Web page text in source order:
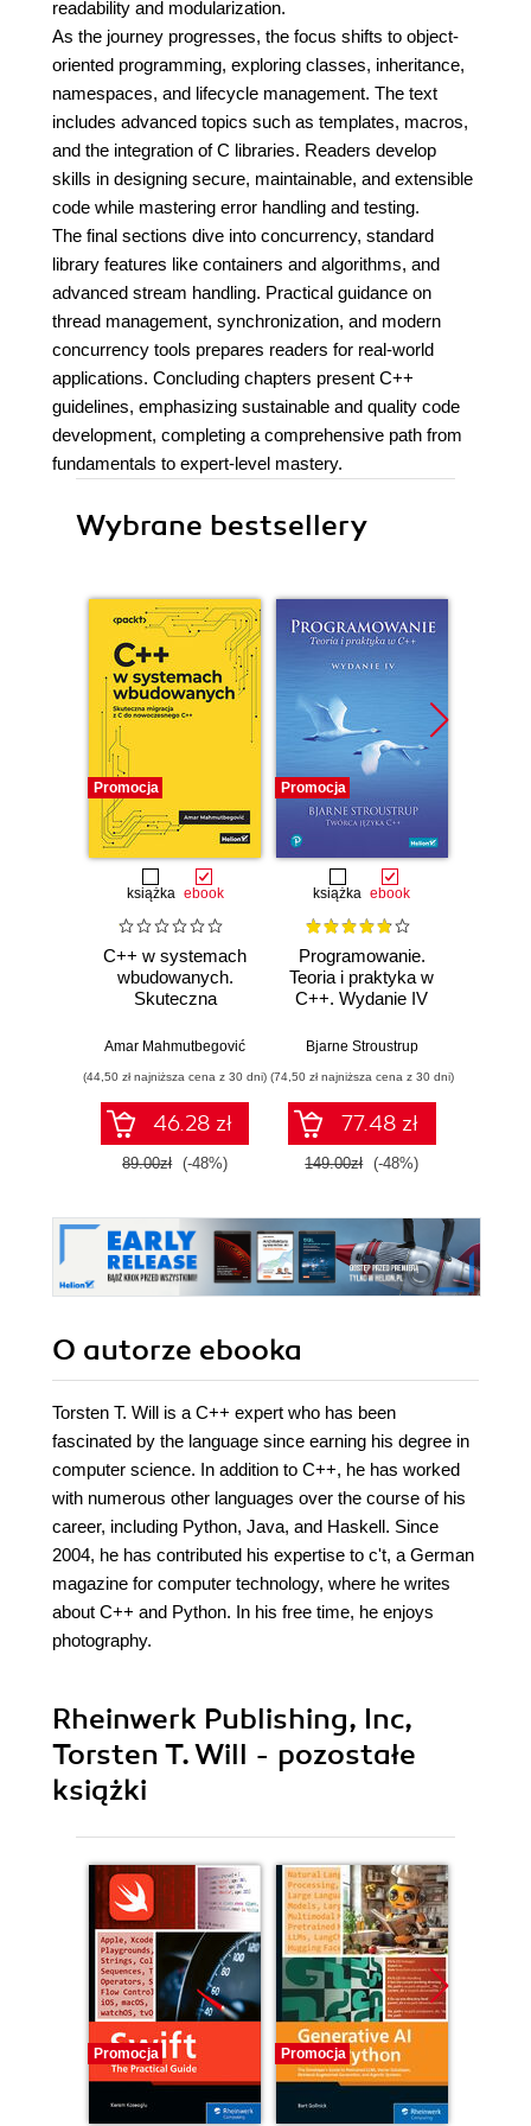
readability and modularization.
As the journey progresses, the focus shifts to object-
oriented programming, exploring classes, inheritance,
namespaces, and lifecycle management. The text
includes advanced topics such as templates, macros,
and the integration of C libraries. Readers develop
skills in designing secure, maintainable, and extensible
code while mastering error handling and testing.
The final sections dive into concurrency, standard
library features like containers and algorithms, and
advanced stream handling. Practical guidance on
thread management, synchronization, and modern
concurrency tools prepares readers for real-world
applications. Concluding chapters present C++
guidelines, emphasizing sustainable and quality code
development, completing a comprehensive path from
fundamentals to expert-level mastery.
Wybrane bestsellery
Promocja
książka ebook
C++ w systemach
wbudowanych.
Skuteczna
nowoczesnego
Amar Mahmutbegović
(44,50 zł najniższa cena z 30 dni)
46.28 zł
89.00zł (-48%)
Promocja
książka ebook
Programowanie.
Teoria i praktyka w
C++. Wydanie IV
Bjarne Stroustrup
(74,50 zł najniższa cena z 30 dni)
77.48 zł
149.00zł (-48%)
O autorze ebooka
Torsten T. Will is a C++ expert who has been
fascinated by the language since earning his degree in
computer science. In addition to C++, he has worked
with numerous other languages over the course of his
career, including Python, Java, and Haskell. Since
2004, he has contributed his expertise to c't, a German
magazine for computer technology, where he writes
about C++ and Python. In his free time, he enjoys
photography.
Rheinwerk Publishing, Inc,
Torsten T. Will - pozostałe
książki
Promocja Promocja